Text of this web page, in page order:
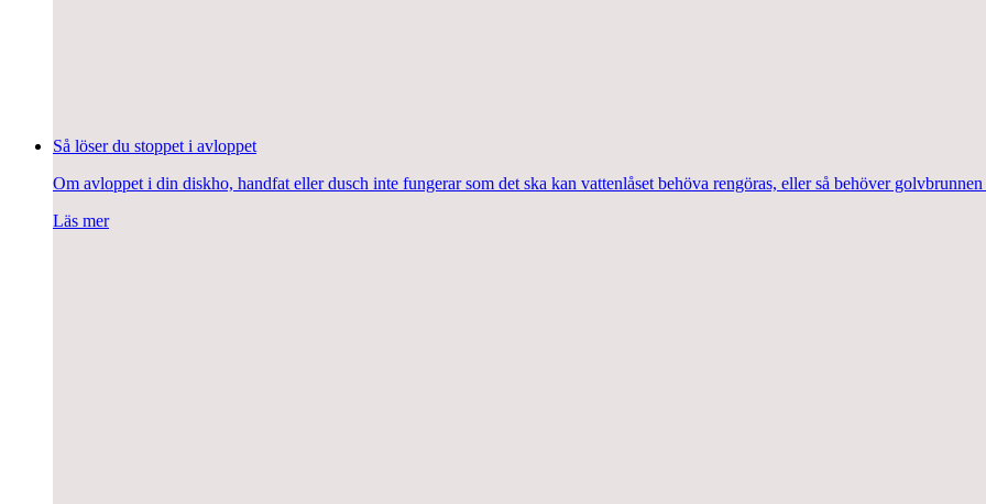
Så löser du stoppet i avloppet
Om avloppet i din diskho, handfat eller dusch inte fungerar som det ska kan vattenlåset behöva rengöras, eller så behöver golvbrunnen
Läs mer